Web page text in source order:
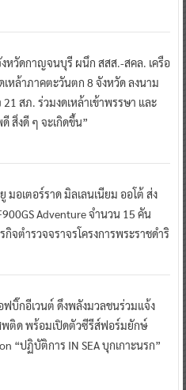
หวัดกาญจนบุรี ผนึก สสส.-สคล. เครือ
เหล้าภาคตะวันตก 8 จังหวัด ลงนาม
21 สภ. ร่วมงดเหล้าเข้าพรรษา และ
สิ่งดี ๆ จะเกิดขึ้น”
มอเตอร์ราด มิลเลนเนียม ออโต้ ส่ง
Adventure จำนวน 15 คัน
จตำรวจจราจรโครงการพระราชดำริ
บิ๊กอีเวนต์ ดึงพลังมวลชนร่วมแจ้ง
พติด พร้อมเปิดตัวซีรีส์ฟอร์มยักษ์
“ปฏิบัติการ IN SEA บุกเกาะนรก”